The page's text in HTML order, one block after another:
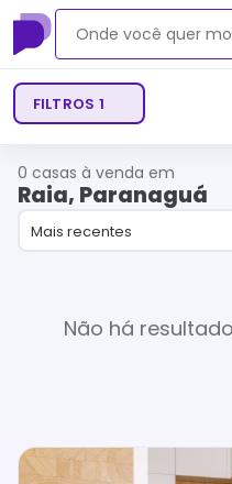
FILTROS 1
0 casas à venda em
Raia, Paranaguá
Mais recentes
Não há